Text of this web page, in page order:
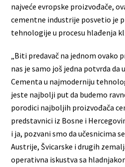
najveće evropske proizvođače,
cementne industrije posvetio je
tehnologije u procesu hlađenja
„Biti predavač na jednom ovako
nas je samo još jedna potvrda da
Cementa u najmoderniju
jeste najbolji put da budemo
porodici najboljih proizvođača
predstavnici iz Bosne i
i ja, pozvani smo da učesnicima
Austrije, Švicarske i drugih
operativna iskustva sa